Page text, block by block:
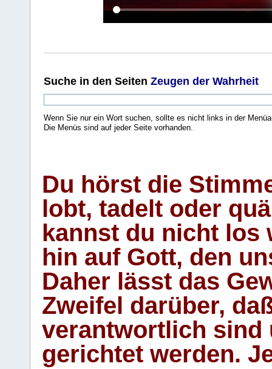
Suche in den Seiten Zeugen der Wahrheit
Wenn Sie nur ein Wort suchen, sollte es nicht links in der
Die Menüs sind auf jeder Seite vorhanden.
Du hörst die
lobt, tadelt oder
kannst du nicht los
hin auf Gott, den
Daher lässt das
Zweifel darüber,
verantwortlich sind
gerichtet werden.